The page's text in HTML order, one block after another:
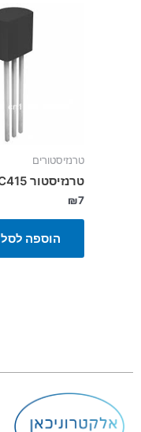
טרנזיסטורים
טרנזיסטור BC415
₪7
הוספה לסל